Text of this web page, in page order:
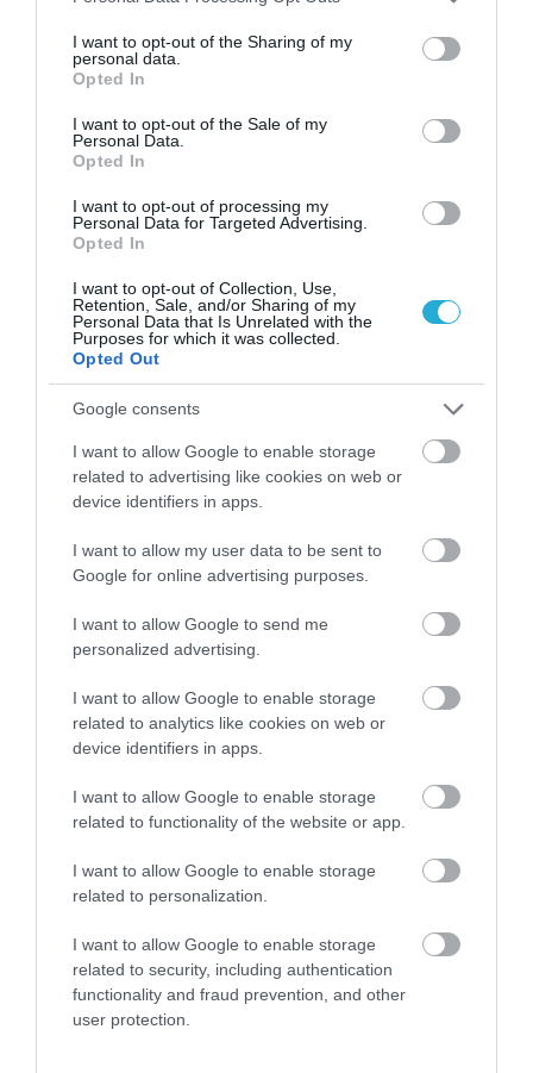
not limited to your visit or usage behaviour. You may click to
grant or deny consent to Google and its third-party tags to
use your data for below specified purposes in below Google
consent section.
I want to opt-out of the Sharing of my
personal data.
Opted In
I want to opt-out of the Sale of my
Personal Data.
Opted In
I want to opt-out of processing my
Personal Data for Targeted Advertising.
Opted In
I want to opt-out of Collection, Use,
Retention, Sale, and/or Sharing of my
Personal Data that Is Unrelated with the
Purposes for which it was collected.
Opted Out
Google consents
I want to allow Google to enable storage
related to advertising like cookies on web or
device identifiers in apps.
I want to allow my user data to be sent to
Google for online advertising purposes.
I want to allow Google to send me
personalized advertising.
I want to allow Google to enable storage
related to analytics like cookies on web or
device identifiers in apps.
I want to allow Google to enable storage
related to functionality of the website or app.
I want to allow Google to enable storage
related to personalization.
I want to allow Google to enable storage
related to security, including authentication
functionality and fraud prevention, and other
user protection.
01.08.2026 12:11
Ξυπνάτε και σέρνεστε από την κούραση;
8+1 απλές κινήσεις για περισσότερη
ενέργεια από το πρωί
Το σημάδι στο πόδι που μπορεί να κρύβει
θρόμβωση
Τι είναι η χολοκυστεκτομή στην οποία
υποβλήθηκε ο Μ.Χατζηγιάννης: Tα
συμπτώματα που οδηγούν στην επέμβαση